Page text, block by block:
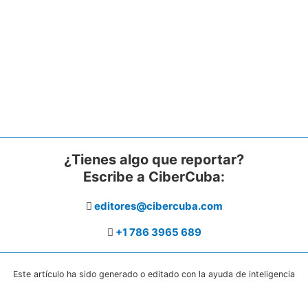
¿Tienes algo que reportar?
Escribe a CiberCuba:
editores@cibercuba.com
+1 786 3965 689
Este artículo ha sido generado o editado con la ayuda de inteligencia